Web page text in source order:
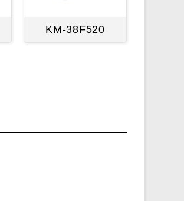
KM-38F520